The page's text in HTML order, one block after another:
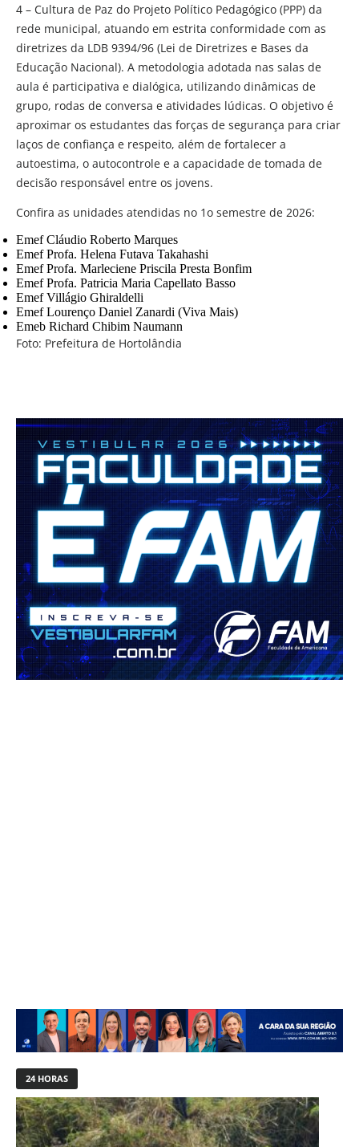
4 – Cultura de Paz do Projeto Político Pedagógico (PPP) da
rede municipal, atuando em estrita conformidade com as
diretrizes da LDB 9394/96 (Lei de Diretrizes e Bases da
Educação Nacional). A metodologia adotada nas salas de
aula é participativa e dialógica, utilizando dinâmicas de
grupo, rodas de conversa e atividades lúdicas. O objetivo é
aproximar os estudantes das forças de segurança para criar
laços de confiança e respeito, além de fortalecer a
autoestima, o autocontrole e a capacidade de tomada de
decisão responsável entre os jovens.
Confira as unidades atendidas no 1o semestre de 2026:
Emef Cláudio Roberto Marques
Emef Profa. Helena Futava Takahashi
Emef Profa. Marleciene Priscila Presta Bonfim
Emef Profa. Patricia Maria Capellato Basso
Emef Villágio Ghiraldelli
Emef Lourenço Daniel Zanardi (Viva Mais)
Emeb Richard Chibim Naumann
Foto: Prefeitura de Hortolândia
24 HORAS